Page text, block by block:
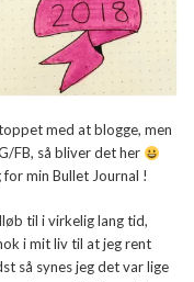
med at blogge, men
FB, så bliver det her
min Bullet Journal !
til i virkelig lang tid,
i mit liv til at jeg rent
så synes jeg det var lige